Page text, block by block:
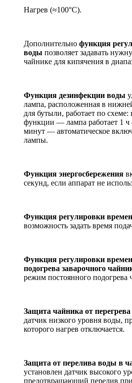
Нагрев (≈100°С).
Дополнительно функция
воды позволяет задавать
чайнике для кипячения в
Функция дезинфекции воды
лампа, расположенная в
для бутыли, работает по
функции — лампа работает 1
минут — автоматическое
лампы.
Функция энергосбережения
секунд, если аппарат не
Функция регулировки
возможность задать время
Функция регулировки
подогрева заварочного
режим постоянного подогрева
Защита чайника от перегрева
датчик низкого уровня воды,
которого нагрев отключается.
Защита от перелива воды в
установлен датчик высокого
предотвращающий перелив